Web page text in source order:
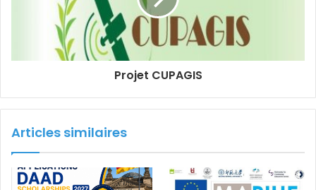
Projet CUPAGIS
Articles similaires